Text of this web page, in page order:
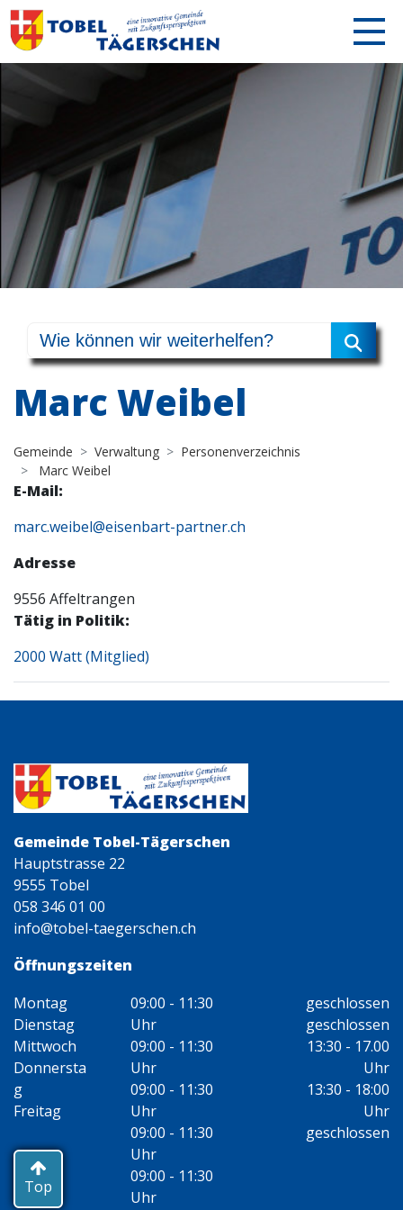
Marc Weibel
Gemeinde Verwaltung
Personenverzeichnis
Marc Weibel
E-Mail:
marc.weibel@eisenbart-partner.ch
Adresse
9556 Affeltrangen
Tätig in Politik:
2000 Watt (Mitglied)
Öffnungszeiten
Gemeinde Tobel-Tägerschen
Hauptstrasse 22
9555 Tobel
058 346 01 00
info@tobel-taegerschen.ch
Montag
Dienstag
Mittwoch
Donnersta
g
Freitag
09:00 - 11:30
Uhr
09:00 - 11:30
Uhr
09:00 - 11:30
Uhr
09:00 - 11:30
Uhr
09:00 - 11:30
Uhr
geschlossen
geschlossen
13:30 - 17.00
Uhr
13:30 - 18:00
Uhr
geschlossen
Top